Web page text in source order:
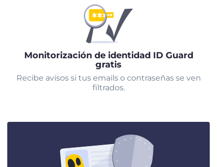
Monitorización de identidad ID Guard
gratis
Recibe avisos si tus emails o contraseñas se ven
filtrados.